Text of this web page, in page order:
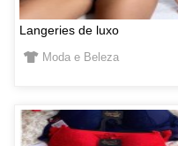
Langeries de luxo
Moda e Beleza